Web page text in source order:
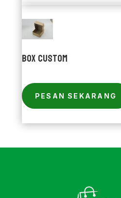
Box Custom
PESAN SEKARANG